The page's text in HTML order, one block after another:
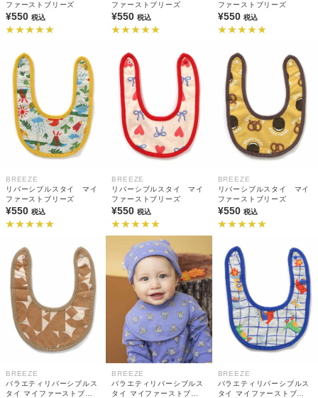
ファーストブリーズ
¥550 税込
ファーストブリーズ
¥550税込
ファーストブリーズ
¥550 税込
BREEZE
リバーシブルスタイ マイ
ファーストブリーズ
¥550 税込
BREEZE
リバーシブルスタイ マイ
ファーストブリーズ
¥550税込
BREEZE
リバーシブルスタイ マイ
ファーストブリーズ
¥550 税込
BREEZE
バラエティリバーシブルス
タイ マイファーストブリ
BREEZE
バラエティリバーシブルス
タイ マイファーストブリ
BREEZE
バラエティリバーシブルス
タイ マイファーストブリ